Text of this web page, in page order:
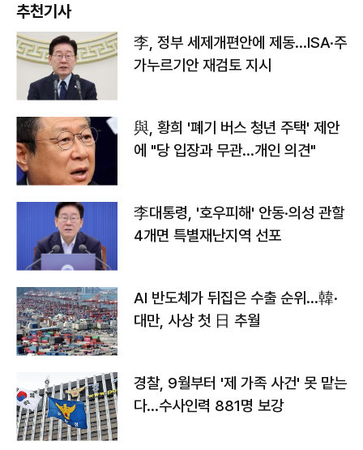
추천기사
李, 정부 세제개편안에 제동…ISA·주
가누르기안 재검토 지시
與, 황희 '폐기 버스 청년 주택' 제안
에 "당 입장과 무관…개인 의견"
李대통령, '호우피해' 안동·의성 관할
4개면 특별재난지역 선포
AI 반도체가 뒤집은 수출 순위…韓·
대만, 사상 첫 日 추월
경찰, 9월부터 '제 가족 사건' 못 맡는
다…수사인력 881명 보강